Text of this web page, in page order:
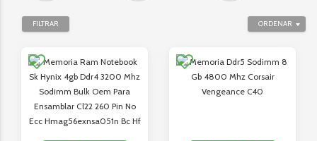
ORDENAR
FILTRAR